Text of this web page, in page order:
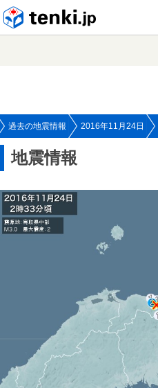
過去の地震情報 2016年11月24日
地震情報